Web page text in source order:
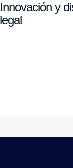
Innovación y
legal